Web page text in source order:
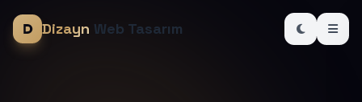
Dizayn Web Tasarım